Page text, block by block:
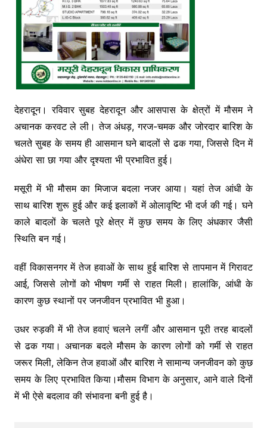
देहरादून। रविवार सुबह देहरादून और आसपास के क्षेत्रों में मौसम ने
अचानक करवट ले ली। तेज अंधड़, गरज-चमक और जोरदार बारिश के
चलते सुबह के समय ही आसमान घने बादलों से ढक गया, जिससे दिन में
अंधेरा सा छा गया और दृश्यता भी प्रभावित हुई।
मसूरी में भी मौसम का मिजाज बदला नजर आया। यहां तेज आंधी के
साथ बारिश शुरू हुई और कई इलाकों में ओलावृष्टि भी दर्ज की गई। घने
काले बादलों के चलते पूरे क्षेत्र में कुछ समय के लिए अंधकार जैसी
स्थिति बन गई।
वहीं विकासनगर में तेज हवाओं के साथ हुई बारिश से तापमान में गिरावट
आई, जिससे लोगों को भीषण गर्मी से राहत मिली। हालांकि, आंधी के
कारण कुछ स्थानों पर जनजीवन प्रभावित भी हुआ।
उधर रुड़की में भी तेज हवाएं चलने लगीं और आसमान पूरी तरह बादलों
से ढक गया। अचानक बदले मौसम के कारण लोगों को गर्मी से राहत
जरूर मिली, लेकिन तेज हवाओं और बारिश ने सामान्य जनजीवन को कुछ
समय के लिए प्रभावित किया।मौसम विभाग के अनुसार, आने वाले दिनों
में भी ऐसे बदलाव की संभावना बनी हुई है।